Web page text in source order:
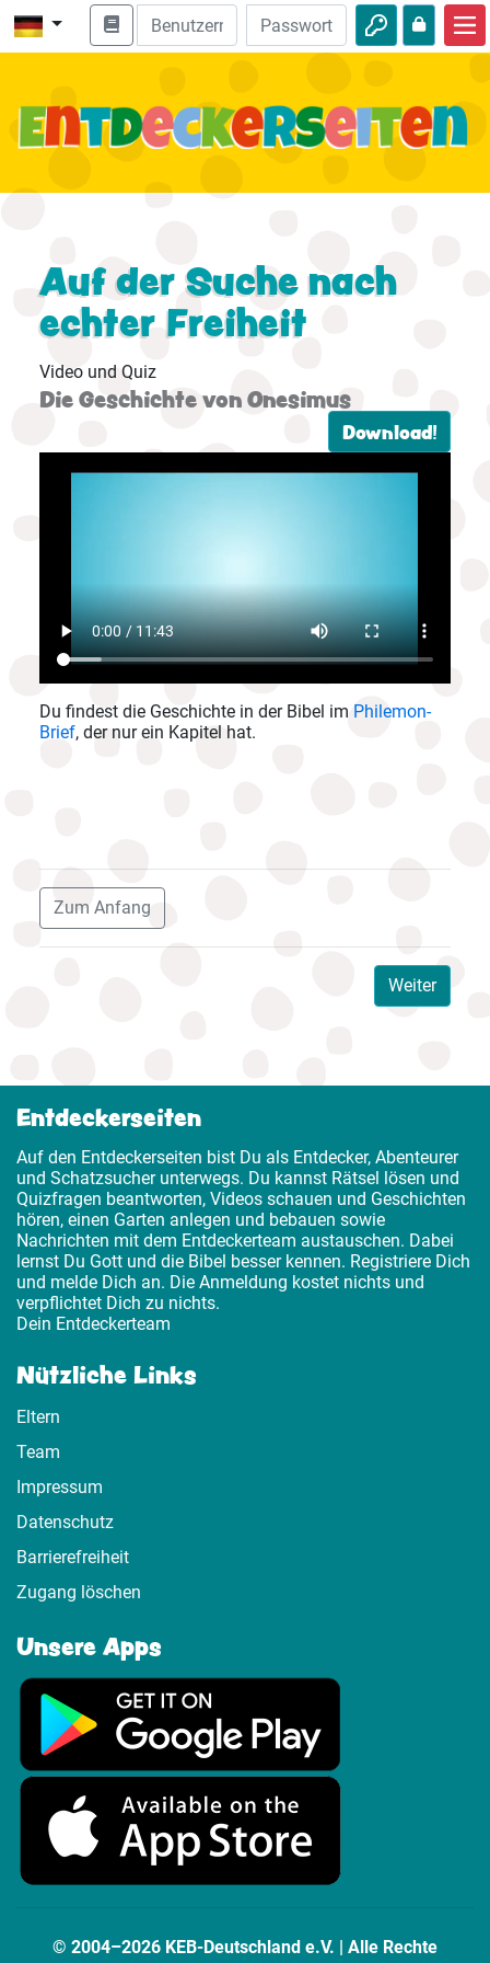
Bibel entdecken
Natur
Abenteuer
Auf der Suche nach
echter Freiheit
Video und Quiz
Die Geschichte von Onesimus
Download!
Du findest die Geschichte in der Bibel im Philemon-
Brief, der nur ein Kapitel hat.
Zum Anfang
Weiter
Entdeckerseiten
Auf den Entdeckerseiten bist Du als Entdecker, Abenteurer
und Schatzsucher unterwegs. Du kannst Rätsel lösen und
Quizfragen beantworten, Videos schauen und Geschichten
hören, einen Garten anlegen und bebauen sowie
Nachrichten mit dem Entdeckerteam austauschen. Dabei
lernst Du Gott und die Bibel besser kennen. Registriere Dich
und melde Dich an. Die Anmeldung kostet nichts und
verpflichtet Dich zu nichts.
Dein Entdeckerteam
Nützliche Links
Eltern
Team
Impressum
Datenschutz
Barrierefreiheit
Zugang löschen
Unsere Apps
© 2004–2026 KEB-Deutschland e.V. | Alle Rechte